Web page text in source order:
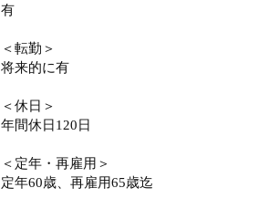
有
＜転勤＞
将来的に有
＜休日＞
年間休日120日
＜定年・再雇用＞
定年60歳、再雇用65歳迄